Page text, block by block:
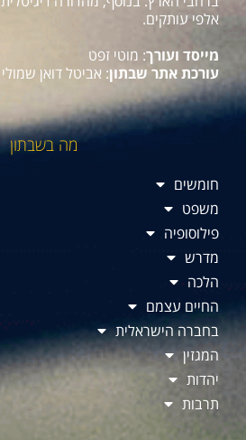
אלפי עותקים.
מייסד ועורך: מוטי זפט
עורכת אתר שבתון: אביטל דואן שמולי
מה בשבתון
חומשים
משפט
פילוסופיה
מדרש
הלכה
החיים עצמם
בחברה הישראלית
המגזין
יהדות
תרבות